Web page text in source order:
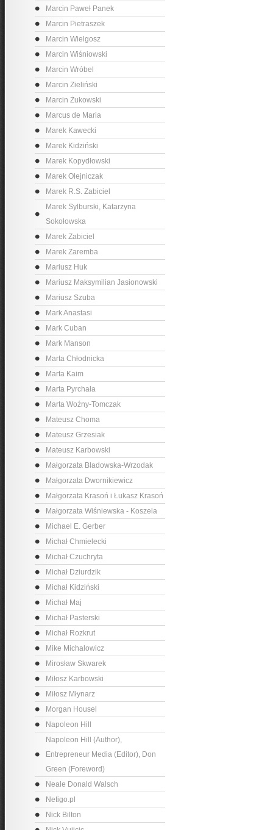
Marcin Paweł Panek
Marcin Pietraszek
Marcin Wielgosz
Marcin Wiśniowski
Marcin Wróbel
Marcin Zieliński
Marcin Żukowski
Marcus de Maria
Marek Kawecki
Marek Kidziński
Marek Kopydłowski
Marek Olejniczak
Marek R.S. Zabiciel
Marek Sylburski, Katarzyna
Sokołowska
Marek Zabiciel
Marek Zaremba
Mariusz Huk
Mariusz Maksymilian Jasionowski
Mariusz Szuba
Mark Anastasi
Mark Cuban
Mark Manson
Marta Chłodnicka
Marta Kaim
Marta Pyrchała
Marta Woźny-Tomczak
Mateusz Choma
Mateusz Grzesiak
Mateusz Karbowski
Małgorzata Bladowska-Wrzodak
Małgorzata Dwornikiewicz
Małgorzata Krasoń i Łukasz Krasoń
Małgorzata Wiśniewska - Koszela
Michael E. Gerber
Michał Chmielecki
Michał Czuchryta
Michał Dziurdzik
Michał Kidziński
Michał Maj
Michał Pasterski
Michał Rozkrut
Mike Michalowicz
Mirosław Skwarek
Miłosz Karbowski
Miłosz Młynarz
Morgan Housel
Napoleon Hill
Napoleon Hill (Author),
Entrepreneur Media (Editor), Don
Green (Foreword)
Neale Donald Walsch
Netigo.pl
Nick Bilton